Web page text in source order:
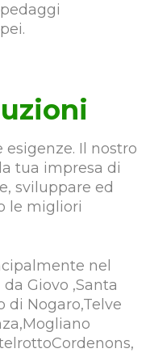
Il nostro
tua impresa di
sviluppare ed
le migliori
nel
Giovo ,Santa
di Nogaro,Telve